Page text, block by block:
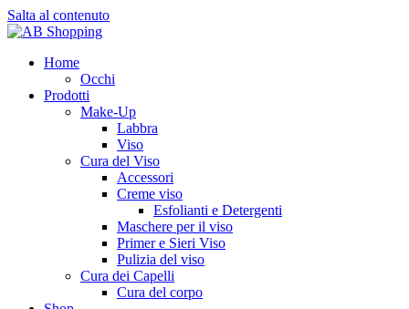
Salta al contenuto
Home
Occhi
Prodotti
Make-Up
Labbra
Viso
Cura del Viso
Accessori
Creme viso
Esfolianti e Detergenti
Maschere per il viso
Primer e Sieri Viso
Pulizia del viso
Cura dei Capelli
Cura del corpo